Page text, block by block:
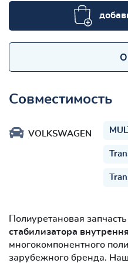
Совместимость
VOLKSWAGEN
Полиуретановая запчасть
стабилизатора
многокомпонентного
зарубежного бренда.